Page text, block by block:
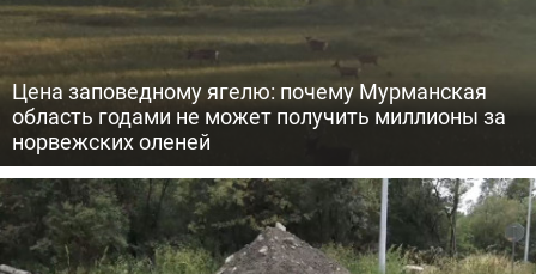
Цена заповедному ягелю: почему Мурманская
область годами не может получить миллионы за
норвежских оленей